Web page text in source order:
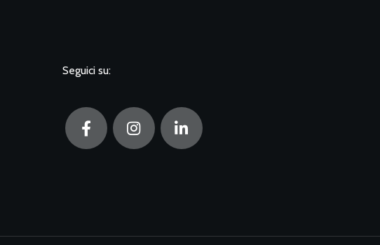
Seguici su: